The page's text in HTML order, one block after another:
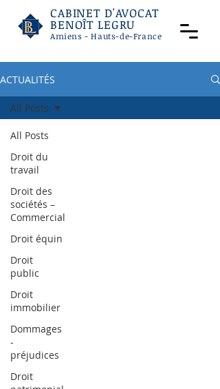
CABINET D'AVOCAT
BENOÎT LEGRU
Amiens - Hauts-de-France
ACTUALITÉS
All Posts
Droit du
travail
Droit des
sociétés –
Commercial
Droit équin
Droit
public
Droit
immobilier
Dommages
-
préjudices
Droit
All Posts